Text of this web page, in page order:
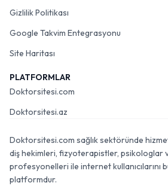
Gizlilik Politikası
Google Takvim Entegrasyonu
Site Haritası
PLATFORMLAR
Doktorsitesi.com
Doktorsitesi.az
Doktorsitesi.com sağlık sektöründe
diş hekimleri, fizyoterapistler, psikologlar
profesyonelleri ile internet kullanıcılarını
platformdur.